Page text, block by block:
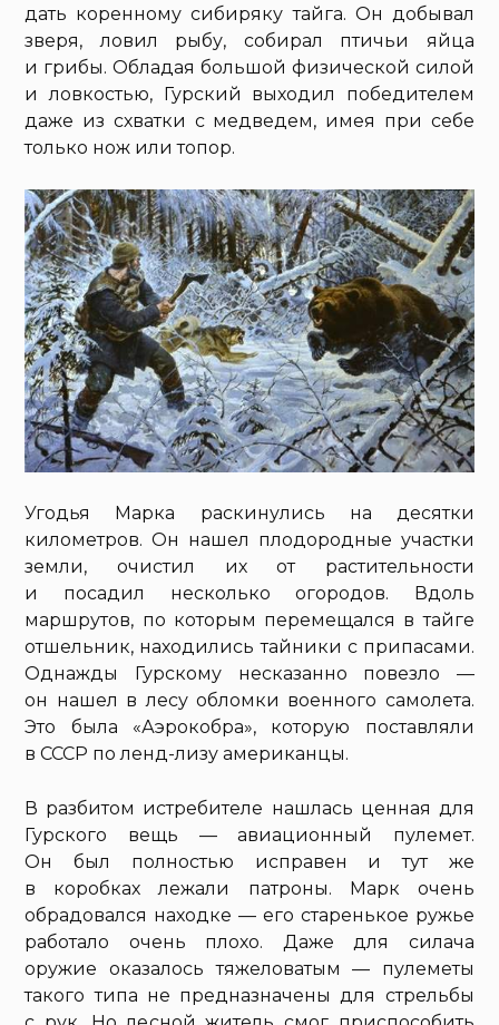
дать коренному сибиряку тайга. Он добывал
зверя, ловил рыбу, собирал птичьи яйца
и грибы. Обладая большой физической силой
и ловкостью, Гурский выходил победителем
даже из схватки с медведем, имея при себе
только нож или топор.
Угодья Марка раскинулись на десятки
километров. Он нашел плодородные участки
земли, очистил их от растительности
и посадил несколько огородов. Вдоль
маршрутов, по которым перемещался в тайге
отшельник, находились тайники с припасами.
Однажды Гурскому несказанно повезло —
он нашел в лесу обломки военного самолета.
Это была «Аэрокобра», которую поставляли
в СССР по ленд-лизу американцы.
В разбитом истребителе нашлась ценная для
Гурского вещь — авиационный пулемет.
Он был полностью исправен и тут же
в коробках лежали патроны. Марк очень
обрадовался находке — его старенькое ружье
работало очень плохо. Даже для силача
оружие оказалось тяжеловатым — пулеметы
такого типа не предназначены для стрельбы